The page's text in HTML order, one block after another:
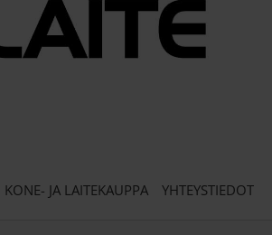
KONE- JA LAITEKAUPPA YHTEYSTIEDOT